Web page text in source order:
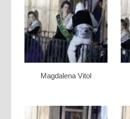
Magdalena Vitol